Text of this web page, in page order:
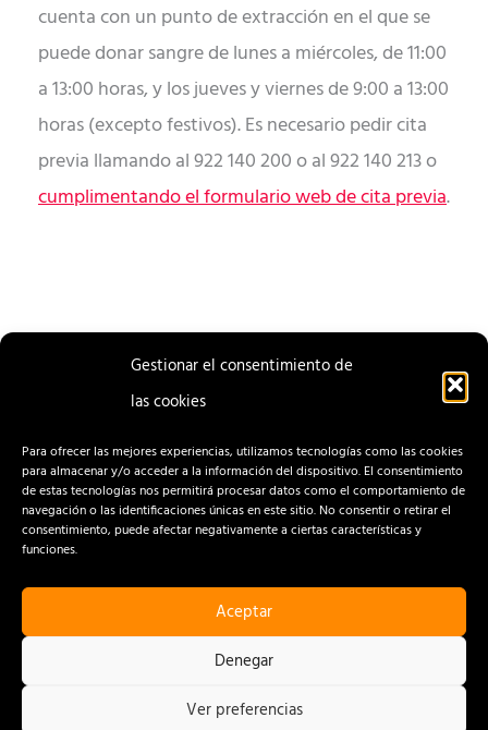
Gestionar el consentimiento de
las cookies
Para ofrecer las mejores experiencias, utilizamos tecnologías como las cookies
para almacenar y/o acceder a la información del dispositivo. El consentimiento
de estas tecnologías nos permitirá procesar datos como el comportamiento de
navegación o las identificaciones únicas en este sitio. No consentir o retirar el
consentimiento, puede afectar negativamente a ciertas características y
funciones.
Aceptar
Denegar
Ver preferencias
cuenta con un punto de extracción en el que se
puede donar sangre de lunes a miércoles, de 11:00
a 13:00 horas, y los jueves y viernes de 9:00 a 13:00
horas (excepto festivos). Es necesario pedir cita
previa llamando al 922 140 200 o al 922 140 213 o
cumplimentando el formulario web de cita previa.
ENTRADA
CONTACTO
AVISO LEGAL
POLÍTICA DE COOKIES